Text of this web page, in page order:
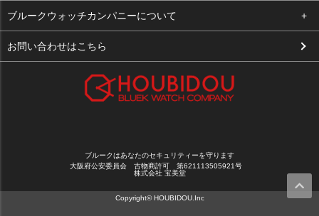
支払い・送料
お客様の声
ログイン
お気に入り
ブルークウォッチカンパニーについて
会社概要
お問い合わせはこちら
ブルークはあなたのセキュリティーを守ります
大阪府公安委員会 古物商許可 第621113505921号
株式会社 宝美堂
Copyright© HOUBIDOU.Inc